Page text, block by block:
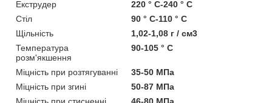
Екструдер
220 ° С-240 ° С
Стіл
90 ° С-110 ° С
Щільність
1,02-1,08 г / см3
Температура
розм'якшення
90-105 ° С
Міцність при розтягуванні
35-50 МПа
Міцність при згині
50-87 МПа
Міцність при стисненні
46-80 МПа